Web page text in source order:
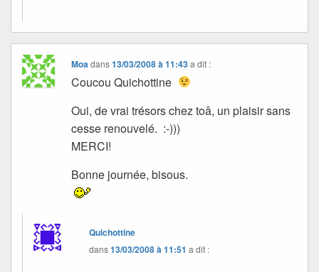
Moadans13/03/2008 à 11:43 a dit :
Coucou Quichottine
Oui, de vrai trésors chez toâ, un plaisir sans
cesse renouvelé. :-)))
MERCI!
Bonne journée, bisous.
Quichottine
dans13/03/2008 à 11:51 a dit :